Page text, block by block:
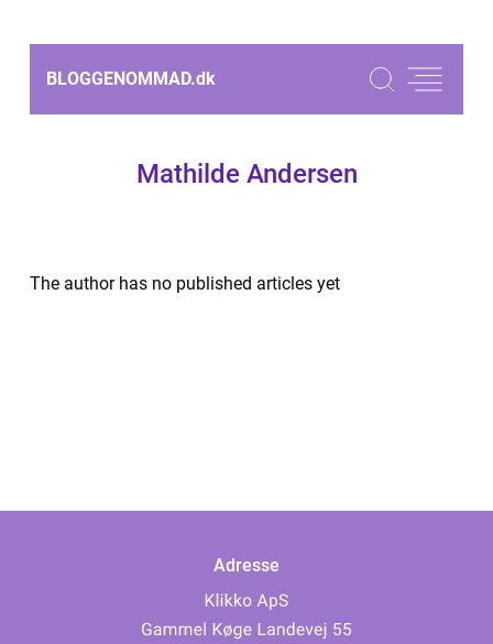
BLOGGENOMMAD.dk
Mathilde Andersen
The author has no published articles yet
Adresse